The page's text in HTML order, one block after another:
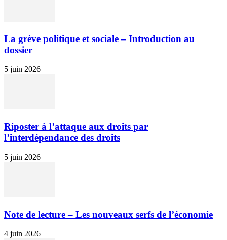
La grève politique et sociale – Introduction au
dossier
5 juin 2026
Riposter à l’attaque aux droits par
l’interdépendance des droits
5 juin 2026
Note de lecture – Les nouveaux serfs de l’économie
4 juin 2026